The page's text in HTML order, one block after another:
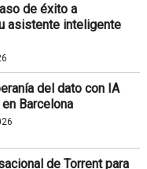
de éxito a
asistente inteligente
del dato con IA
Barcelona
de Torrent para